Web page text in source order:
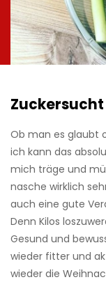
Zuckersucht
Ob man es glaubt
ich kann das
mich träge und
nasche wirklich
auch eine gute
Denn Kilos
Gesund und
wieder fitter und
wieder die